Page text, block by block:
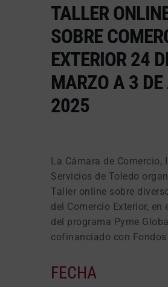
TALLER
SOBRE
EXTERIOR 24
MARZO A 3
2025
La Cámara de Comercio,
Servicios de Toledo
Taller online sobre
del Comercio Exterior, en
del programa Pyme
cofinanciado con Fondos
FECHA